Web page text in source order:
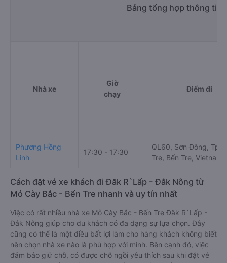
Bảng tổng hợp thông tin
Nhà xe
Giờ
chạy
Điểm đi
Phương Hồng
Linh
17:30 - 17:30
QL60, Sơn Đông, Tp.
Tre, Bến Tre, Vietnam
Cách đặt vé xe khách đi Đăk R`Lấp - Đắk Nông từ
Mỏ Cày Bắc - Bến Tre nhanh và uy tín nhất
Việc có rất nhiều nhà xe Mỏ Cày Bắc - Bến Tre Đăk R`Lấp -
Đắk Nông giúp cho du khách có đa dạng sự lựa chọn. Đây
cũng có thể là một điều bất lợi làm cho hàng khách không biết
nên chọn nhà xe nào là phù hợp với mình. Bên cạnh đó, việc
đảm bảo giữ chỗ, có được chỗ ngồi yêu thích sau khi đặt vé